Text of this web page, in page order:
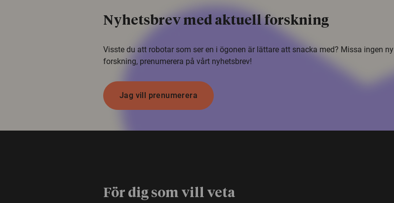
Nyhetsbrev med aktuell forskning
Visste du att robotar som ser en i ögonen är lättare att snacka med? Missa ingen ny
forskning, prenumerera på vårt nyhetsbrev!
Jag vill prenumerera
För dig som vill veta